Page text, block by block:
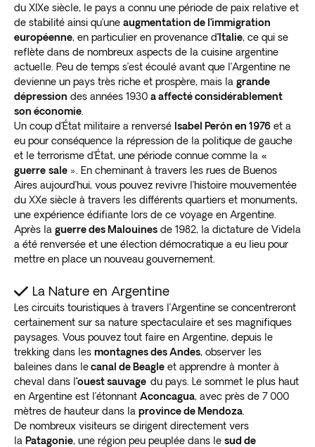
du XIXe siècle, le pays a connu une période de paix relative et
de stabilité ainsi qu’une augmentation de l’immigration
européenne, en particulier en provenance d’Italie, ce qui se
reflète dans de nombreux aspects de la cuisine argentine
actuelle. Peu de temps s’est écoulé avant que l’Argentine ne
devienne un pays très riche et prospère, mais la grande
dépression des années 1930 a affecté considérablement
son économie
Un coup d’État militaire a renversé Isabel Perón en 1976 et a
eu pour conséquence la répression de la politique de gauche
et le terrorisme d’État, une période connue comme la «
guerre sale ». En cheminant à travers les rues de Buenos
Aires aujourd’hui, vous pouvez revivre l’histoire mouvementée
du XXe siècle à travers les différents quartiers et monuments,
une expérience édifiante lors de ce voyage en Argentine.
Après la guerre des Malouines de 1982, la dictature de Videla
a été renversée et une élection démocratique a eu lieu pour
mettre en place un nouveau gouvernement.
La Nature en Argentine
Les circuits touristiques à travers l’Argentine se concentreront
certainement sur sa nature spectaculaire et ses magnifiques
paysages. Vous pouvez tout faire en Argentine, depuis le
trekking dans les montagnes des Andes, observer les
baleines dans lecanal de Beagle et apprendre à monter à
cheval dans l ’ouest sauvage du pays. Le sommet le plus haut
en Argentine est l’étonnant Aconcagua, avec près de 7 000
mètres de hauteur dans la province de Mendoza
De nombreux visiteurs se dirigent directement vers
la Patagonie, une région peu peuplée dans le sud de